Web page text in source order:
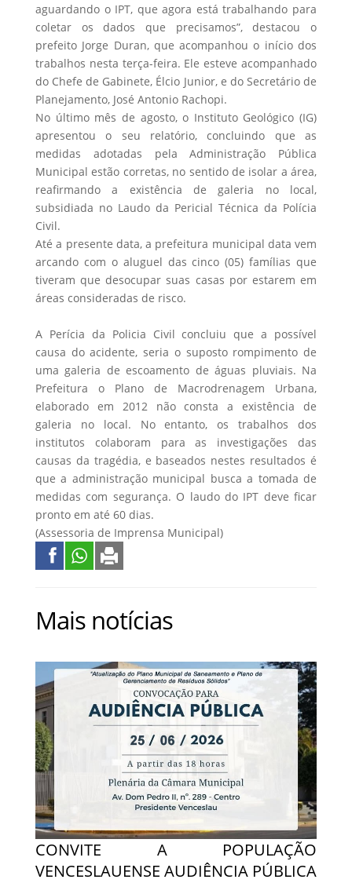
aguardando o IPT, que agora está trabalhando para
coletar os dados que precisamos”, destacou o
prefeito Jorge Duran, que acompanhou o início dos
trabalhos nesta terça-feira. Ele esteve acompanhado
do Chefe de Gabinete, Élcio Junior, e do Secretário de
Planejamento, José Antonio Rachopi.
No último mês de agosto, o Instituto Geológico (IG)
apresentou o seu relatório, concluindo que as
medidas adotadas pela Administração Pública
Municipal estão corretas, no sentido de isolar a área,
reafirmando a existência de galeria no local,
subsidiada no Laudo da Pericial Técnica da Polícia
Civil.
Até a presente data, a prefeitura municipal data vem
arcando com o aluguel das cinco (05) famílias que
tiveram que desocupar suas casas por estarem em
áreas consideradas de risco.
A Perícia da Policia Civil concluiu que a possível
causa do acidente, seria o suposto rompimento de
uma galeria de escoamento de águas pluviais. Na
Prefeitura o Plano de Macrodrenagem Urbana,
elaborado em 2012 não consta a existência de
galeria no local. No entanto, os trabalhos dos
institutos colaboram para as investigações das
causas da tragédia, e baseados nestes resultados é
que a administração municipal busca a tomada de
medidas com segurança. O laudo do IPT deve ficar
pronto em até 60 dias.
(Assessoria de Imprensa Municipal)
Mais notícias
CONVITE A POPULAÇÃO
VENCESLAUENSE AUDIÊNCIA PÚBLICA